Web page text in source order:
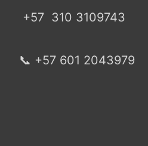
+57 310 3109743
📞 +57 601 2043979